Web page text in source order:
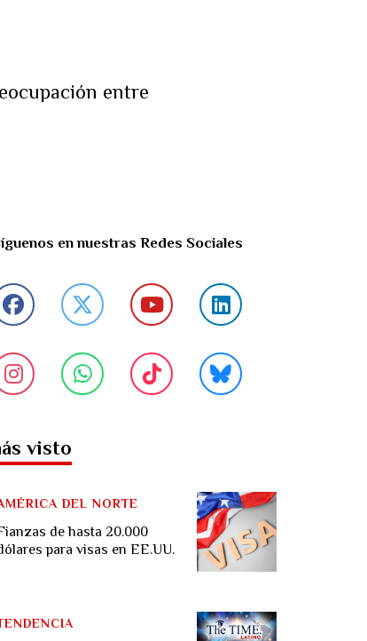
entre
en nuestras Redes Sociales
visto
de hasta 20.000
para visas en EE.UU.
DEL NORTE